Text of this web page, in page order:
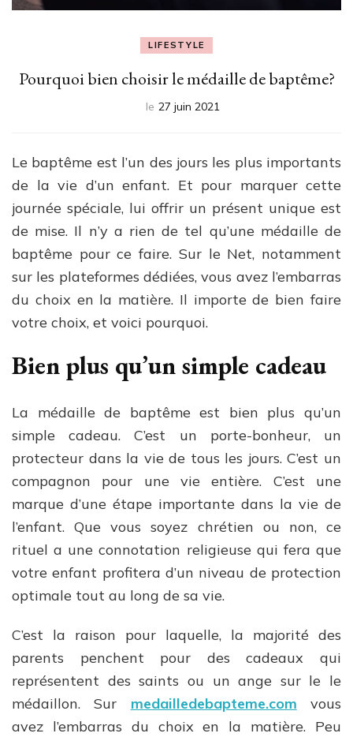
LIFESTYLE
Pourquoi bien choisir le médaille de baptême?
le 27 juin 2021
Le baptême est l’un des jours les plus importants
de la vie d’un enfant. Et pour marquer cette
journée spéciale, lui offrir un présent unique est
de mise. Il n’y a rien de tel qu’une médaille de
baptême pour ce faire. Sur le Net, notamment
sur les plateformes dédiées, vous avez l’embarras
du choix en la matière. Il importe de bien faire
votre choix, et voici pourquoi.
Bien plus qu’un simple cadeau
La médaille de baptême est bien plus qu’un
simple cadeau. C’est un porte-bonheur, un
protecteur dans la vie de tous les jours. C’est un
compagnon pour une vie entière. C’est une
marque d’une étape importante dans la vie de
l’enfant. Que vous soyez chrétien ou non, ce
rituel a une connotation religieuse qui fera que
votre enfant profitera d’un niveau de protection
optimale tout au long de sa vie.
C’est la raison pour laquelle, la majorité des
parents penchent pour des cadeaux qui
représentent des saints ou un ange sur le le
médaillon. Sur medailledebapteme.com
vous
avez l’embarras du choix en la matière. Peu